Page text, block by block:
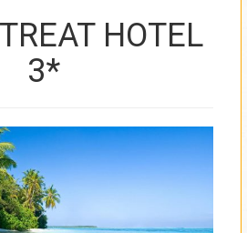
HOTEL
3*